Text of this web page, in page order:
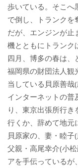
歩いている。そこへ
で倒し、トランクを
だが、エンジンが止
機とともにトランク
四月、博多の春は、
福岡県の財団法人観
当している貝原善哉
インターネットの普
り、東京出張所行
行くか、辞めて地元
貝原家の、妻・睦
父親・高尾幸介(小
アを手伝っているが